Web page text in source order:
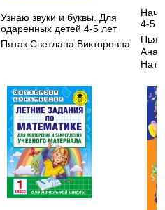
Узнаю звуки и буквы. Для
одаренных детей 4-5 лет
Пятак Светлана Викторовна
4-5